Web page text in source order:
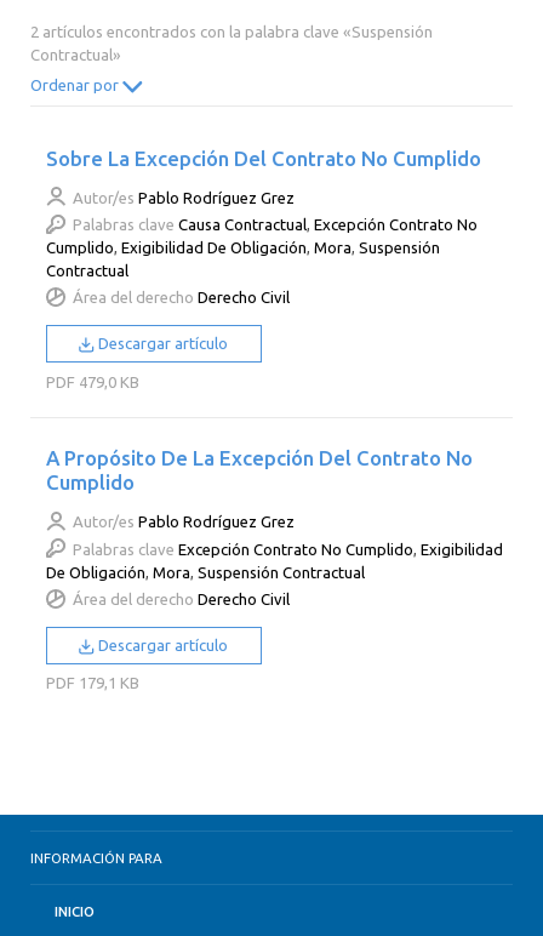
2 artículos encontrados con la palabra clave «Suspensión
Contractual»
Ordenar por
Sobre La Excepción Del Contrato No Cumplido
Autor/es Pablo Rodríguez Grez
Palabras clave Causa Contractual,Excepción Contrato No
Cumplido,Exigibilidad De Obligación,Mora,Suspensión
Contractual
Área del derecho Derecho Civil
Descargar artículo
PDF 479,0 KB
A Propósito De La Excepción Del Contrato No
Cumplido
Autor/es Pablo Rodríguez Grez
Palabras clave Excepción Contrato No Cumplido ,Exigibilidad
De Obligación ,Mora ,Suspensión Contractual
Área del derecho Derecho Civil
Descargar artículo
PDF 179,1 KB
INFORMACIÓN PARA
INICIO